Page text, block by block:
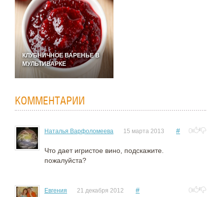
КЛУБНИЧНОЕ ВАРЕНЬЕ В
МУЛЬТИВАРКЕ
КОММЕНТАРИИ
Наталья Варфоломеева 15 марта 2013 # 0
Что дает игристое вино, подскажите.
пожалуйста?
Евгения 21 декабря 2012 # 0